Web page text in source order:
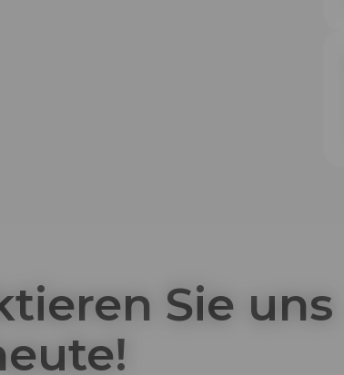
Sie uns